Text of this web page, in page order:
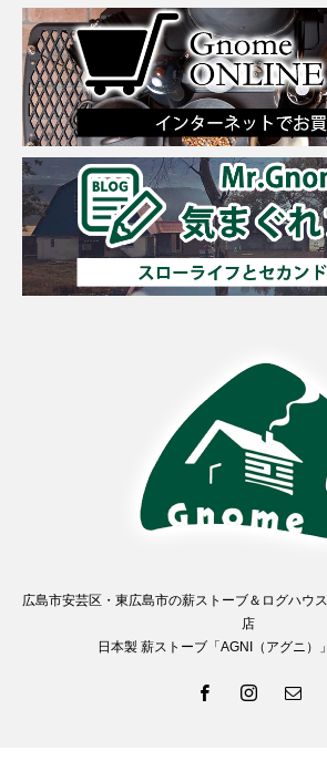
広島市安芸区・東広島市の薪ストーブ＆ログハウ
店
日本製 薪ストーブ「AGNI（アグニ）